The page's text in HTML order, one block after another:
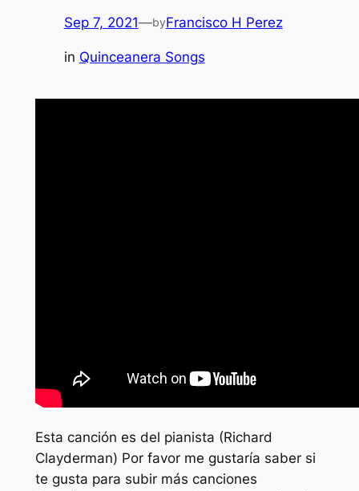
Sep 7, 2021—byFrancisco H Perez
in Quinceanera Songs
Esta canción es del pianista (Richard
Clayderman) Por favor me gustaría saber si
te gusta para subir más canciones